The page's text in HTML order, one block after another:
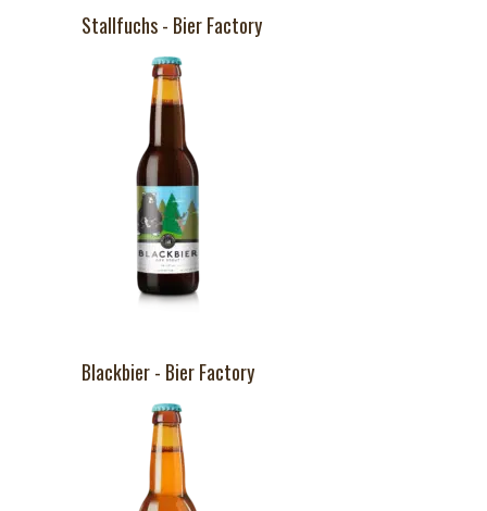
Stallfuchs - Bier Factory
Blackbier - Bier Factory